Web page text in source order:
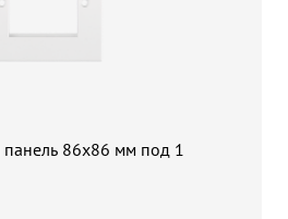
панель 86x86 мм под 1